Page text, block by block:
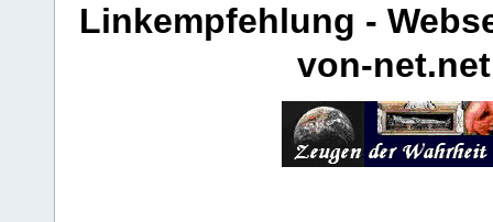
Linkempfehlung -
von-net.net